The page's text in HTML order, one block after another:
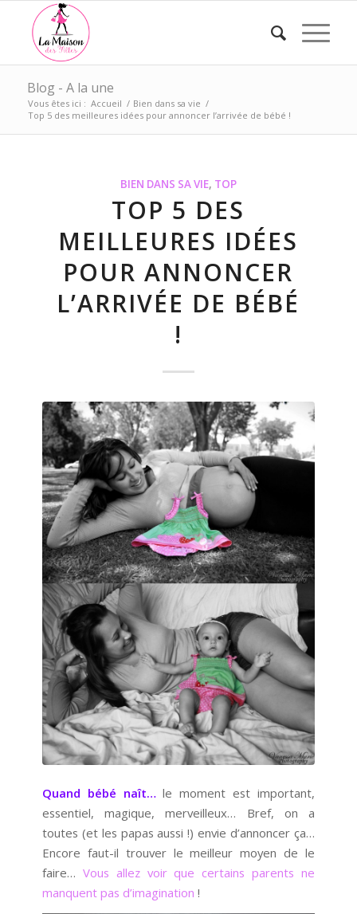
Blog - A la une
Vous êtes ici : Accueil / Bien dans sa vie /
Top 5 des meilleures idées pour annoncer l’arrivée de bébé !
BIEN DANS SA VIE, TOP
TOP 5 DES
MEILLEURES IDÉES
POUR ANNONCER
L’ARRIVÉE DE BÉBÉ
!
Quand bébé naît…le moment est important,
essentiel, magique, merveilleux… Bref, on a
toutes (et les papas aussi !) envie d’annoncer ça…
Encore faut-il trouver le meilleur moyen de le
faire… Vous allez voir que certains parents ne
manquent pas d’imagination !